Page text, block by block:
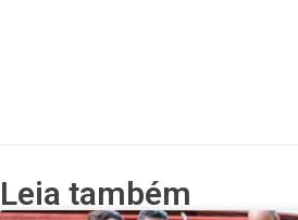
Leia também